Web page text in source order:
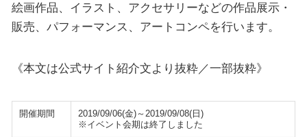
絵画作品、イラスト、アクセサリーなどの作品展示・
販売、パフォーマンス、アートコンペを行います。
《本文は公式サイト紹介文より抜粋／一部抜粋》
開催期間
2019/09/06(金)～2019/09/08(日)
※イベント会期は終了しました